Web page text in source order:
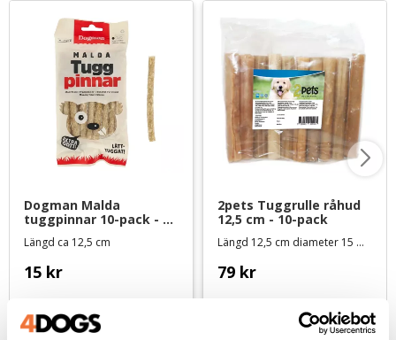
Dogman Malda
tuggpinnar 10-pack -
Längd ca 12,5 cm
15 kr
2pets Tuggrulle råhud
12,5 cm - 10-pack
Längd 12,5 cm diameter 15 mm
79 kr